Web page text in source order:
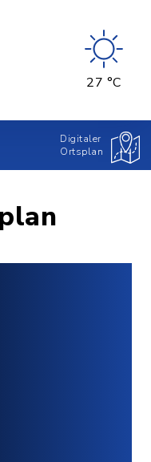
27 °C
Digitaler
Ortsplan